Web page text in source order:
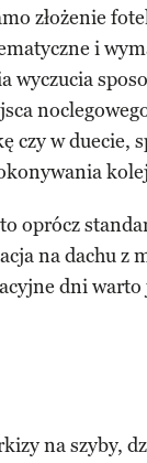
złożenie
i
wyczucia
czy w duecie,
oprócz
na dachu z
dni
na szyby,